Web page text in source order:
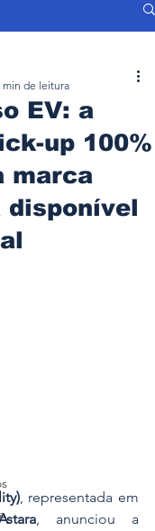
EV: a
up 100%
marca
disponível
min de leitura
de 5 estrelas.
, representada em
, anunciou a